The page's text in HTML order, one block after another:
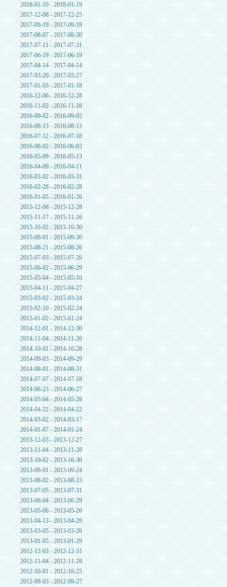
2018-01-19 - 2018-01-19
2017-12-08 - 2017-12-25
2017-09-19 - 2017-09-19
2017-08-07 - 2017-08-30
2017-07-11 - 2017-07-31
2017-06-19 - 2017-06-19
2017-04-14 - 2017-04-14
2017-03-20 - 2017-03-27
2017-01-03 - 2017-01-18
2016-12-06 - 2016-12-28
2016-11-02 - 2016-11-18
2016-09-02 - 2016-09-02
2016-08-13 - 2016-08-13
2016-07-12 - 2016-07-18
2016-06-02 - 2016-06-02
2016-05-09 - 2016-05-13
2016-04-09 - 2016-04-11
2016-03-02 - 2016-03-31
2016-02-28 - 2016-02-28
2016-01-05 - 2016-01-26
2015-12-08 - 2015-12-28
2015-11-17 - 2015-11-26
2015-10-02 - 2015-10-30
2015-09-01 - 2015-09-30
2015-08-21 - 2015-08-26
2015-07-03 - 2015-07-26
2015-06-02 - 2015-06-29
2015-05-04 - 2015-05-10
2015-04-11 - 2015-04-27
2015-03-02 - 2015-03-24
2015-02-10 - 2015-02-24
2015-01-02 - 2015-01-24
2014-12-01 - 2014-12-30
2014-11-04 - 2014-11-26
2014-10-01 - 2014-10-28
2014-09-03 - 2014-09-29
2014-08-01 - 2014-08-31
2014-07-07 - 2014-07-18
2014-06-23 - 2014-06-27
2014-05-04 - 2014-05-28
2014-04-22 - 2014-04-22
2014-03-02 - 2014-03-17
2014-01-07 - 2014-01-24
2013-12-03 - 2013-12-27
2013-11-04 - 2013-11-28
2013-10-02 - 2013-10-30
2013-09-01 - 2013-09-24
2013-08-02 - 2013-08-23
2013-07-05 - 2013-07-31
2013-06-04 - 2013-06-29
2013-05-06 - 2013-05-26
2013-04-13 - 2013-04-29
2013-03-05 - 2013-03-26
2013-01-05 - 2013-01-29
2012-12-03 - 2012-12-31
2012-11-04 - 2012-11-28
2012-10-01 - 2012-10-25
2012-09-03 - 2012-09-27